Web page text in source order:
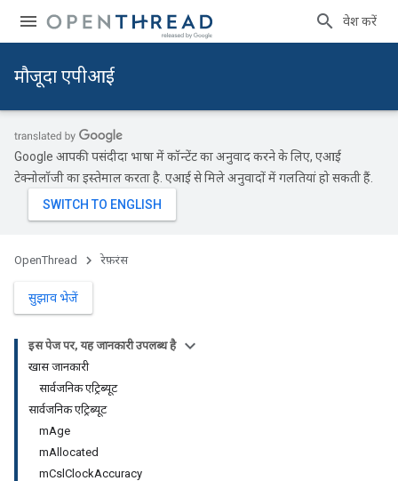
प्रवेश करें
मौजूदा एपीआई
Google आपकी पसंदीदा भाषा में कॉन्टेंट का अनुवाद करने के लिए, एआई
टेक्नोलॉजी का इस्तेमाल करता है. एआई से मिले अनुवादों में गलतियां हो सकती हैं.
OpenThread रेफ़रंस
सुझाव भेजें
इस पेज पर, यह जानकारी उपलब्ध है
खास जानकारी
सार्वजनिक एट्रिब्यूट
सार्वजनिक एट्रिब्यूट
mAge
mAllocated
mCslClockAccuracy